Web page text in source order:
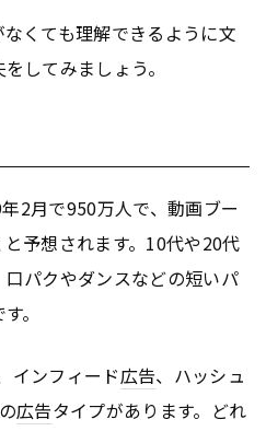
くても理解できるように文
してみましょう。
2月で950万人で、動画ブー
予想されます。10代や20代
パクやダンスなどの短いパ
。
インフィード広告、ハッシュ
広告タイプがあります。どれ